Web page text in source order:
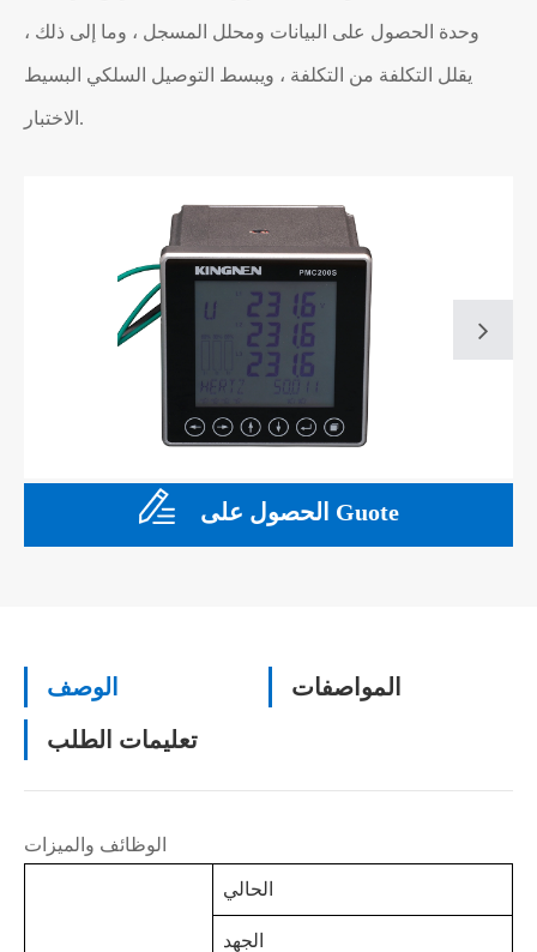
وحدة الحصول على البيانات ومحلل المسجل ، وما إلى ذلك ،
يقلل التكلفة من التكلفة ، ويبسط التوصيل السلكي البسيط
الاختبار.
الحصول على Guote
الوصف
المواصفات
تعليمات الطلب
الوظائف والميزات
الحالي
الجهد